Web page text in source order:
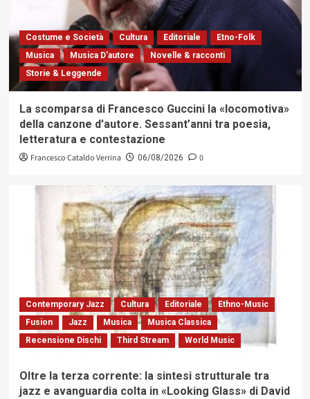
Costume e Società Cultura Editoriale
Etno-Folk
Musica
Musica D'autore
Novelle & racconti
Storie & Leggende
La scomparsa di Francesco Guccini la «locomotiva»
della canzone d’autore. Sessant’anni tra poesia,
letteratura e contestazione
Francesco Cataldo Verrina 06/08/2026 0
Contemporary Jazz Cultura Editoriale
Ethno-Music
Fusion
Jazz Musica
Musica Classica
Recensione Dischi
Third Stream World Music
Oltre la terza corrente: la sintesi strutturale tra
jazz e avanguardia colta in «Looking Glass» di David